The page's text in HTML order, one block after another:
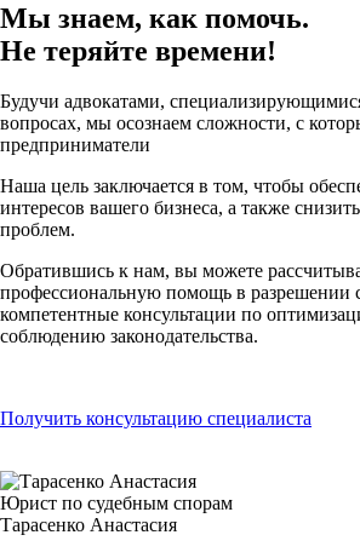
Мы знаем, как помочь.
Не теряйте времени!
Будучи адвокатами,
вопросах, мы осознаем сложности, с
предприниматели
Наша цель заключается в том, чтобы
интересов вашего бизнеса, а также
проблем.
Обратившись к нам, вы можете
профессиональную помощь в разрешении
компетентные консультации по
соблюдению законодательства.
Получить консультацию специалиста
Юрист по судебным спорам
Тарасенко Анастасия